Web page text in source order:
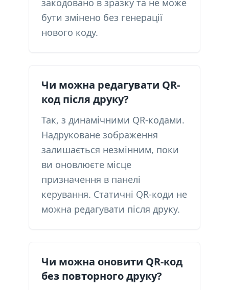
закодовано в зразку та не може
бути змінено без генерації
нового коду.
Чи можна редагувати QR-
код після друку?
Так, з динамічними QR-кодами.
Надруковане зображення
залишається незмінним, поки
ви оновлюєте місце
призначення в панелі
керування. Статичні QR-коди не
можна редагувати після друку.
Чи можна оновити QR-код
без повторного друку?